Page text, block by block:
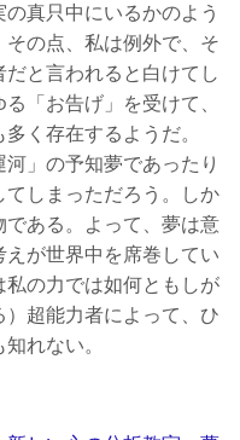
真只中にいるかのよう
の点、私は例外で、そ
と言われると白けてし
「お告げ」を受けて、
く存在するようだ。
河」の予知夢であったり
しまっただろう。しか
である。よって、夢は意
が世界中を席巻してい
私の力では如何ともしが
超能力者によって、ひ
れない。